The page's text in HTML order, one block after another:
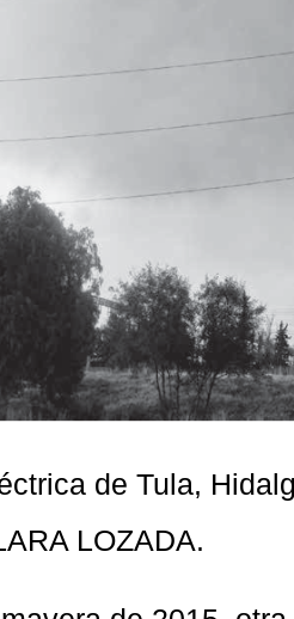
de Tula,
LOZADA.